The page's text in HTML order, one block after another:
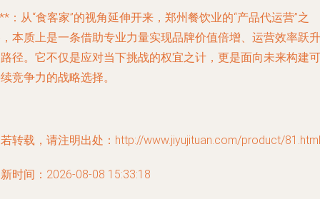
：从“食客家”的视角延伸开来，郑州餐饮业的“产品代运营”之
本质上是一条借助专业力量实现品牌价值倍增、运营效率跃升
径。它不仅是应对当下挑战的权宜之计，更是面向未来构建可
竞争力的战略选择。
转载，请注明出处：http://www.jiyujituan.com/product/81.html
时间：2026-08-08 15:33:18